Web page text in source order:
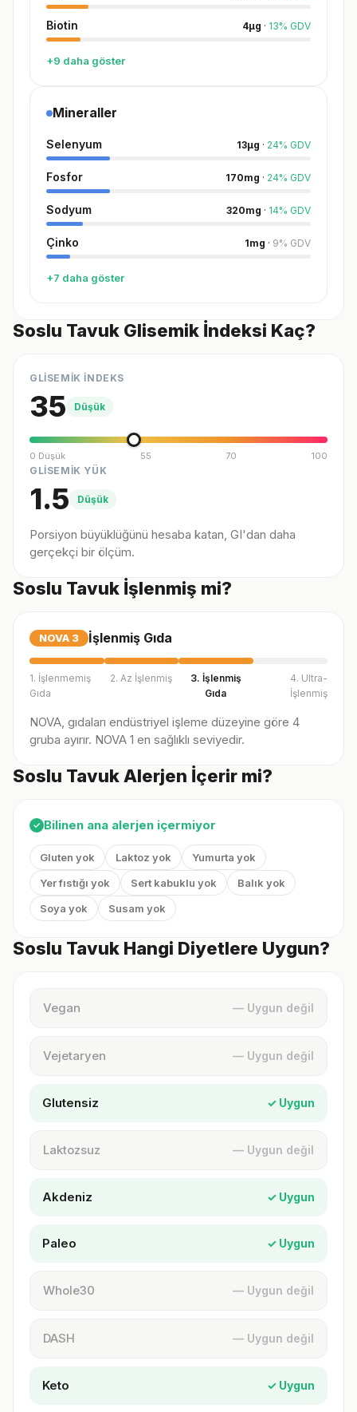
Biotin 4µg · 13% GDV
+9 daha göster
Mineraller
Selenyum 13µg · 24% GDV
Fosfor 170mg · 24% GDV
Sodyum 320mg · 14% GDV
Çinko 1mg · 9% GDV
+7 daha göster
Soslu Tavuk Glisemik İndeksi Kaç?
GLİSEMİK İNDEKS
35 Düşük
0 Düşük 55 70 100
GLİSEMİK YÜK
1.5 Düşük
Porsiyon büyüklüğünü hesaba katan, GI'dan daha
gerçekçi bir ölçüm.
Soslu Tavuk İşlenmiş mi?
NOVA 3 İşlenmiş Gıda
1. İşlenmemiş
Gıda
2. Az İşlenmiş
3. İşlenmiş
Gıda
4. Ultra-
İşlenmiş
NOVA, gıdaları endüstriyel işleme düzeyine göre 4
gruba ayırır. NOVA 1 en sağlıklı seviyedir.
Soslu Tavuk Alerjen İçerir mi?
✓ Bilinen ana alerjen içermiyor
Gluten yok Laktoz yok
Yumurta yok
Yer fıstığı yok
Sert kabuklu yok
Balık yok
Soya yok
Susam yok
Soslu Tavuk Hangi Diyetlere Uygun?
Vegan — Uygun değil
Vejetaryen — Uygun değil
Glutensiz ✓ Uygun
Laktozsuz — Uygun değil
Akdeniz ✓ Uygun
Paleo ✓ Uygun
Whole30 — Uygun değil
DASH — Uygun değil
Keto ✓ Uygun